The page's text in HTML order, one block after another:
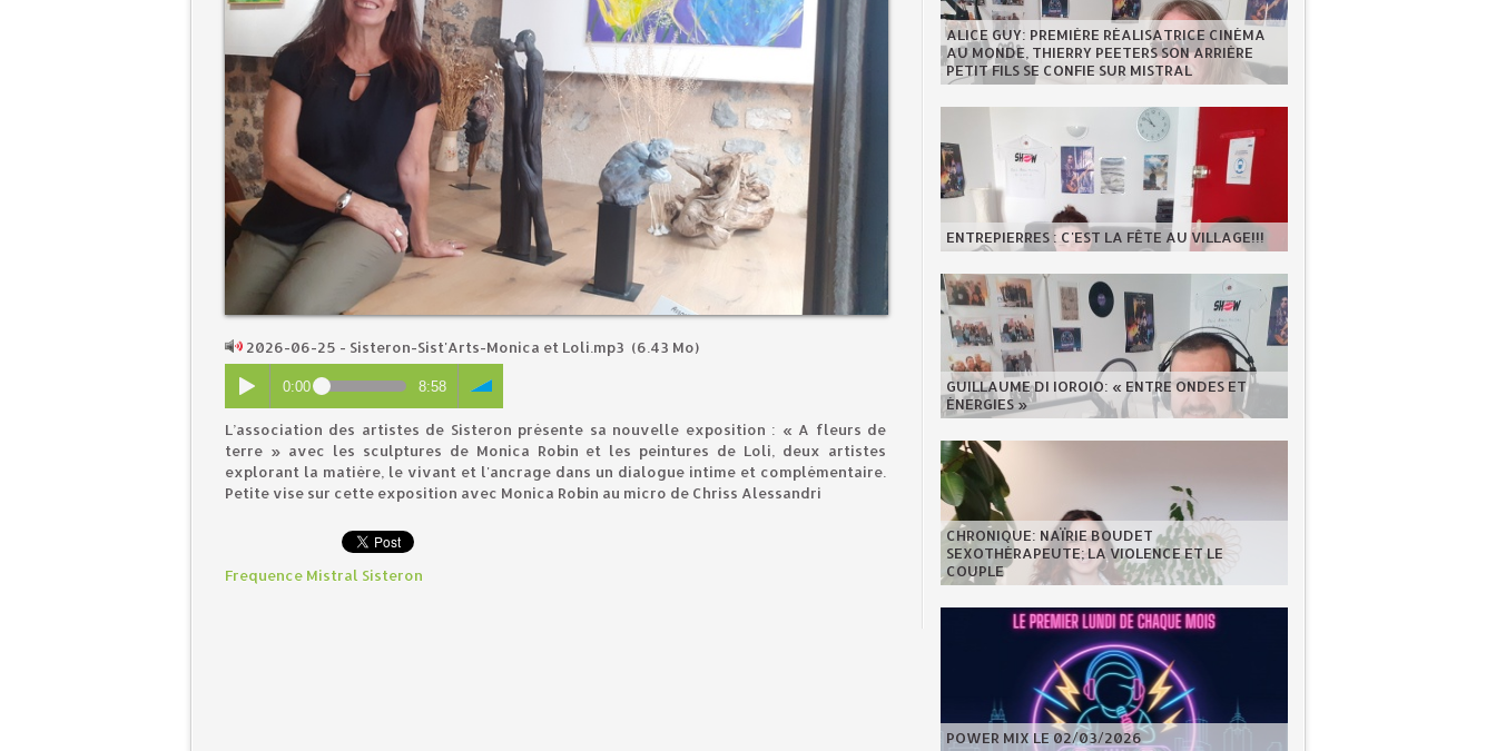
2026-06-25 - Sisteron-Sist'Arts-Monica et Loli.mp3 (6.43 Mo)
0:00 8:58
L’association des artistes de Sisteron présente sa nouvelle exposition : « A fleurs de
terre » avec les sculptures de Monica Robin et les peintures de Loli, deux artistes
explorant la matière, le vivant et l'ancrage dans un dialogue intime et complémentaire.
Petite vise sur cette exposition avec Monica Robin au micro de Chriss Alessandri
Frequence Mistral Sisteron
ALICE GUY: PREMIÈRE RÉALISATRICE CINÉMA
AU MONDE, THIERRY PEETERS SON ARRIÈRE
PETIT FILS SE CONFIE SUR MISTRAL
ENTREPIERRES : C'EST LA FÊTE AU VILLAGE!!!
GUILLAUME DI IOROIO: « ENTRE ONDES ET
ÉNERGIES »
CHRONIQUE: NAÏRIE BOUDET
SEXOTHÉRAPEUTE; LA VIOLENCE ET LE
COUPLE
POWER MIX LE 02/03/2026